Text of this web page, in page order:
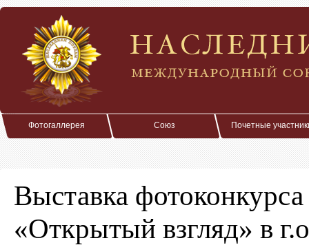
Фотогаллерея Союз Почетные
Выставка
«Открытый взгляд» в